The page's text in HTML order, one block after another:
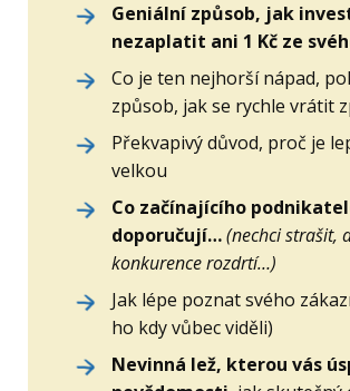
Geniální způsob, jak
nezaplatit ani 1 Kč ze
Co je ten nejhorší nápad,
způsob, jak se rychle vrátit
Překvapivý důvod, proč je
velkou
Co začínajícího
doporučují…(nechci strašit,
konkurence rozdrtí…)
Jak lépe poznat svého
ho kdy vůbec viděli)
Nevinná lež, kterou vás